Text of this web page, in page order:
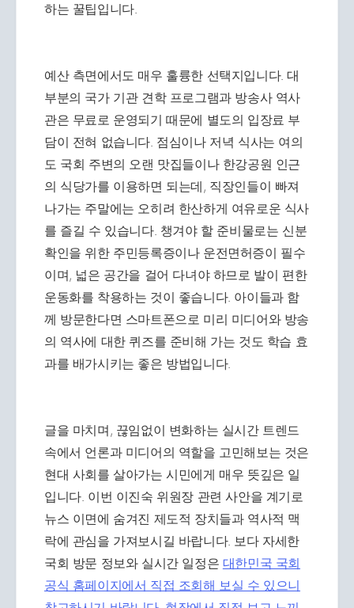
하는 꿀팁입니다.
예산 측면에서도 매우 훌륭한 선택지입니다. 대
부분의 국가 기관 견학 프로그램과 방송사 역사
관은 무료로 운영되기 때문에 별도의 입장료 부
담이 전혀 없습니다. 점심이나 저녁 식사는 여의
도 국회 주변의 오랜 맛집들이나 한강공원 인근
의 식당가를 이용하면 되는데, 직장인들이 빠져
나가는 주말에는 오히려 한산하게 여유로운 식사
를 즐길 수 있습니다. 챙겨야 할 준비물로는 신분
확인을 위한 주민등록증이나 운전면허증이 필수
이며, 넓은 공간을 걸어 다녀야 하므로 발이 편한
운동화를 착용하는 것이 좋습니다. 아이들과 함
께 방문한다면 스마트폰으로 미리 미디어와 방송
의 역사에 대한 퀴즈를 준비해 가는 것도 학습 효
과를 배가시키는 좋은 방법입니다.
글을 마치며, 끊임없이 변화하는 실시간 트렌드
속에서 언론과 미디어의 역할을 고민해보는 것은
현대 사회를 살아가는 시민에게 매우 뜻깊은 일
입니다. 이번 이진숙 위원장 관련 사안을 계기로
뉴스 이면에 숨겨진 제도적 장치들과 역사적 맥
락에 관심을 가져보시길 바랍니다. 보다 자세한
국회 방문 정보와 실시간 일정은 대한민국 국회
공식 홈페이지에서 직접 조회해 보실 수 있으니